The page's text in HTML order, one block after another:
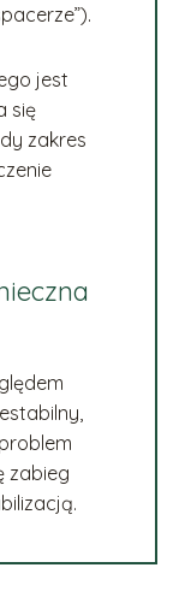
jest
się
zakres
zabieg